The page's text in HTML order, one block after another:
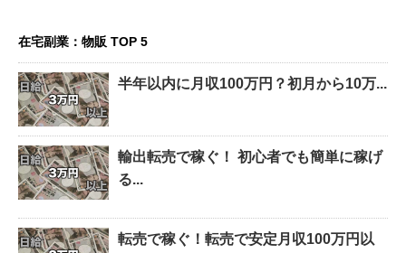
在宅副業：物販 TOP 5
半年以内に月収100万円？初月から10万...
輸出転売で稼ぐ！ 初心者でも簡単に稼げ
る...
転売で稼ぐ！転売で安定月収100万円以